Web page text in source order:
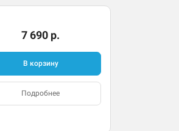
7 690 р.
В корзину
Подробнее